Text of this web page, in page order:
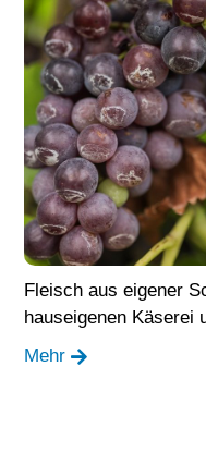
Fleisch aus eigener
hauseigenen Käserei
Mehr